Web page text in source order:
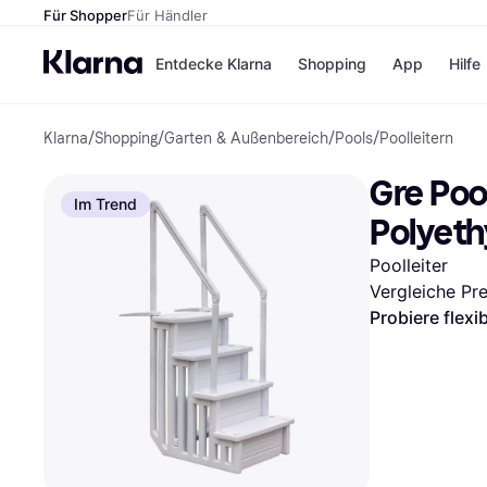
Für ShopperFür Händler
Entdecke Klarna
Zahlungsmethoden
Sofort bezahlen
Bezahle in 3
Teilzahlungen
Bezahle in bis zu 30
Ratenzahlung
Shopping
Shops
eBay
Temu
SHEIN
App Hilfe
Klarna/Shopping/Garten & Außenbereich/Pools/Poolleitern
Im Trend
Gre
Poolleiter
Vergleiche
Probiere